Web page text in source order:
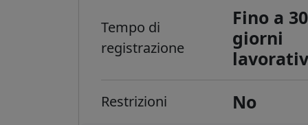
Tempo di
registrazione
Fino a 30
giorni
Restrizioni No